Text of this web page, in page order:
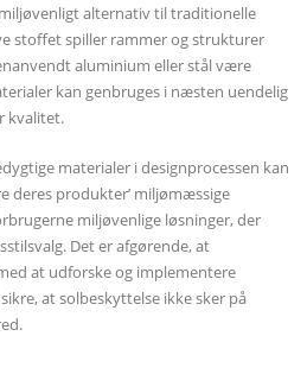
alternativ til traditionelle
stoffet spiller rammer og strukturer
aluminium eller stål være
kan genbruges i næsten uendelig
kvalitet.
materialer i designprocessen kan
deres produkter’ miljømæssige
miljøvenlige løsninger, der
Det er afgørende, at
at udforske og implementere
at solbeskyttelse ikke sker på